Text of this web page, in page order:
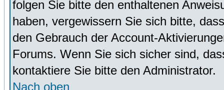
folgen Sie bitte den enthaltenen
haben, vergewissern Sie sich bitte,
den Gebrauch der Account-
Forums. Wenn Sie sich sicher sind,
kontaktiere Sie bitte den Administrator.
Nach oben